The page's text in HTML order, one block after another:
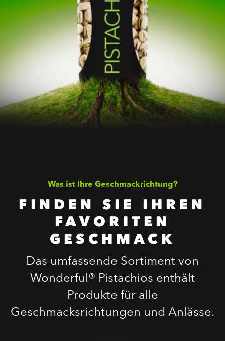
Was ist Ihre Geschmackrichtung?
FINDEN SIE IHREN
FAVORITEN
GESCHMACK
Das umfassende Sortiment von
Wonderful® Pistachios enthält
Produkte für alle
Geschmacksrichtungen und Anlässe.